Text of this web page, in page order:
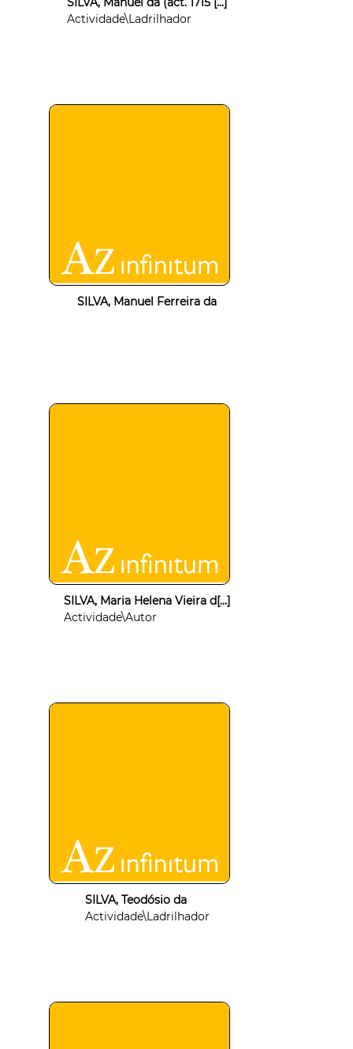
Actividade\Ladrilhador
SILVA, Manuel Ferreira da
SILVA, Maria Helena Vieira d[...]
Actividade\Autor
SILVA, Teodósio da
Actividade\Ladrilhador